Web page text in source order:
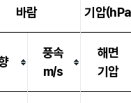
바람 기압
풍속
m/s
해면
기압